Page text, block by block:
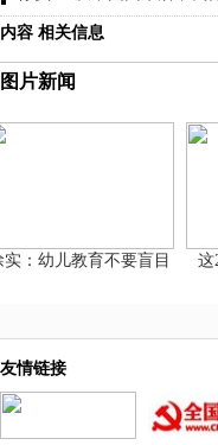
内容 相关信息
图片新闻
幼儿教育不要盲目 这22
友情链接